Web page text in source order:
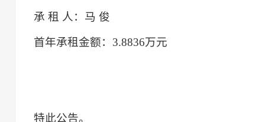
承 租 人 ： 马 俊
首年承租金额： 3.8836万元
特此公告。